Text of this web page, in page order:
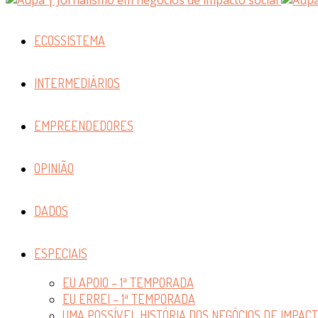
ECOSSISTEMA
INTERMEDIÁRIOS
EMPREENDEDORES
OPINIÃO
DADOS
ESPECIAIS
EU APOIO – 1ª TEMPORADA
EU ERREI – 1ª TEMPORADA